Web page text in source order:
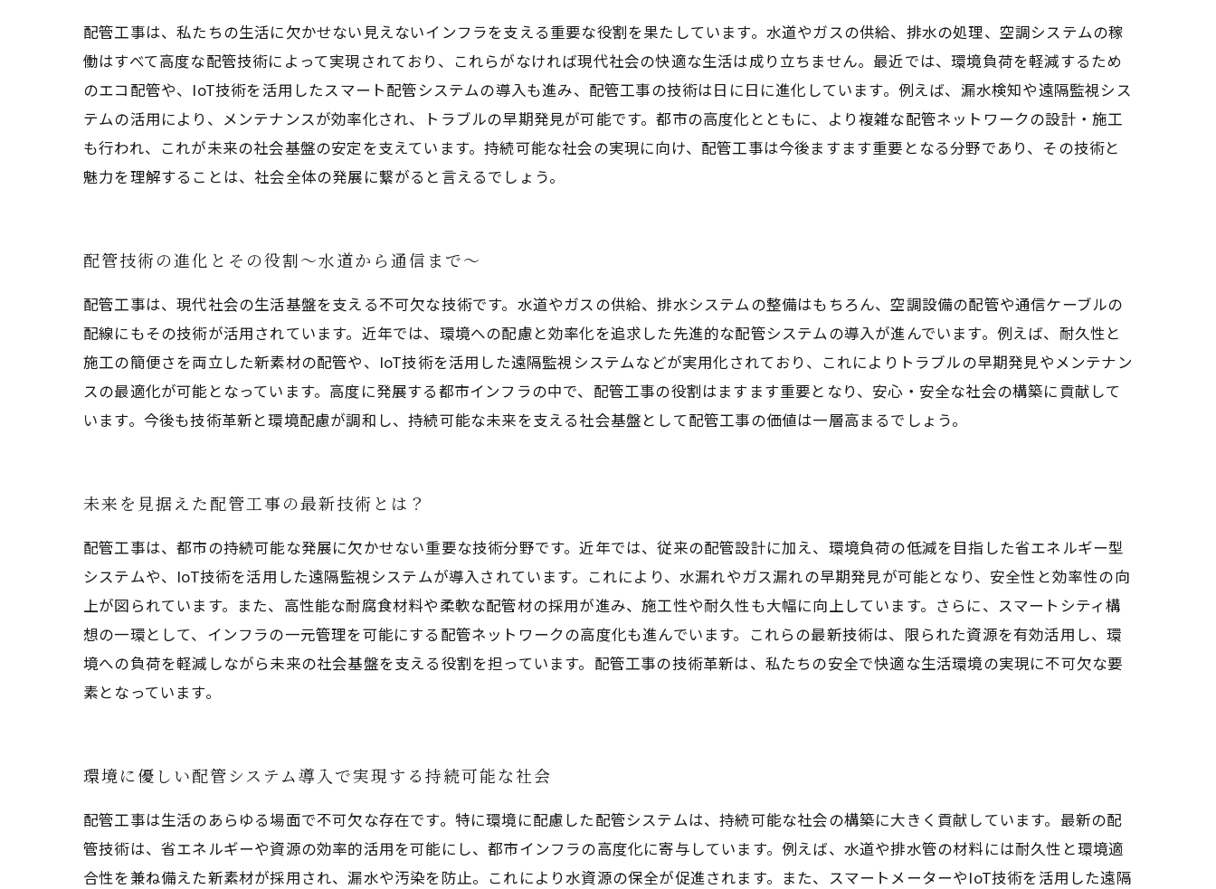
配管工事は、私たちの生活に欠かせない見えないインフラを支える重要な役割を果たしています。水道やガスの供給、排水の処理、空調システムの稼
働はすべて高度な配管技術によって実現されており、これらがなければ現代社会の快適な生活は成り立ちません。最近では、環境負荷を軽減するため
のエコ配管や、IoT技術を活用したスマート配管システムの導入も進み、配管工事の技術は日に日に進化しています。例えば、漏水検知や遠隔監視シス
テムの活用により、メンテナンスが効率化され、トラブルの早期発見が可能です。都市の高度化とともに、より複雑な配管ネットワークの設計・施工
も行われ、これが未来の社会基盤の安定を支えています。持続可能な社会の実現に向け、配管工事は今後ますます重要となる分野であり、その技術と
魅力を理解することは、社会全体の発展に繋がると言えるでしょう。
配管技術の進化とその役割〜水道から通信まで〜
配管工事は、現代社会の生活基盤を支える不可欠な技術です。水道やガスの供給、排水システムの整備はもちろん、空調設備の配管や通信ケーブルの
配線にもその技術が活用されています。近年では、環境への配慮と効率化を追求した先進的な配管システムの導入が進んでいます。例えば、耐久性と
施工の簡便さを両立した新素材の配管や、IoT技術を活用した遠隔監視システムなどが実用化されており、これによりトラブルの早期発見やメンテナン
スの最適化が可能となっています。高度に発展する都市インフラの中で、配管工事の役割はますます重要となり、安心・安全な社会の構築に貢献して
います。今後も技術革新と環境配慮が調和し、持続可能な未来を支える社会基盤として配管工事の価値は一層高まるでしょう。
未来を見据えた配管工事の最新技術とは？
配管工事は、都市の持続可能な発展に欠かせない重要な技術分野です。近年では、従来の配管設計に加え、環境負荷の低減を目指した省エネルギー型
システムや、IoT技術を活用した遠隔監視システムが導入されています。これにより、水漏れやガス漏れの早期発見が可能となり、安全性と効率性の向
上が図られています。また、高性能な耐腐食材料や柔軟な配管材の採用が進み、施工性や耐久性も大幅に向上しています。さらに、スマートシティ構
想の一環として、インフラの一元管理を可能にする配管ネットワークの高度化も進んでいます。これらの最新技術は、限られた資源を有効活用し、環
境への負荷を軽減しながら未来の社会基盤を支える役割を担っています。配管工事の技術革新は、私たちの安全で快適な生活環境の実現に不可欠な要
素となっています。
環境に優しい配管システム導入で実現する持続可能な社会
配管工事は生活のあらゆる場面で不可欠な存在です。特に環境に配慮した配管システムは、持続可能な社会の構築に大きく貢献しています。最新の配
管技術は、省エネルギーや資源の効率的活用を可能にし、都市インフラの高度化に寄与しています。例えば、水道や排水管の材料には耐久性と環境適
合性を兼ね備えた新素材が採用され、漏水や汚染を防止。これにより水資源の保全が促進されます。また、スマートメーターやIoT技術を活用した遠隔